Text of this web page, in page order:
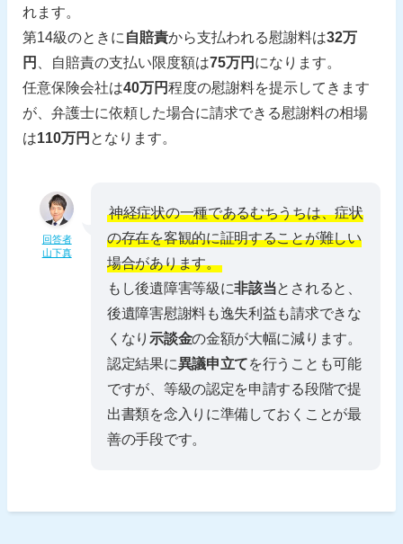
れます。
第14級のときに 自賠責から支払われる慰謝料は32万
円
、自賠責の支払い限度額は75万円 になります。
任意保険会社は40万円程度の慰謝料を提示してきます
が、弁護士に依頼した場合に請求できる慰謝料の相場
は110万円 となります。
回答者
山下真
神経症状の一種であるむちうちは、症状
の存在を客観的に証明することが難しい
場合があります。
もし後遺障害等級に非該当とされると、
後遺障害慰謝料も逸失利益も請求できな
くなり示談金の金額が大幅に減ります。
認定結果に異議申立てを行うことも可能
ですが、等級の認定を申請する段階で提
出書類を念入りに準備しておくことが最
善の手段です。